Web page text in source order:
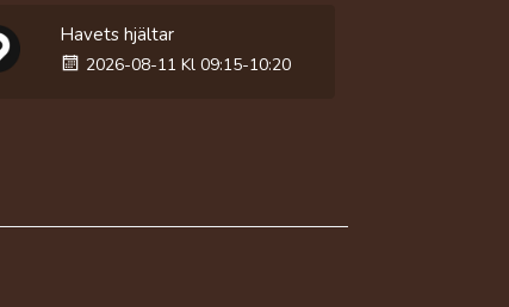
Havets hjältar
2026-08-11 Kl 09:15-10:20